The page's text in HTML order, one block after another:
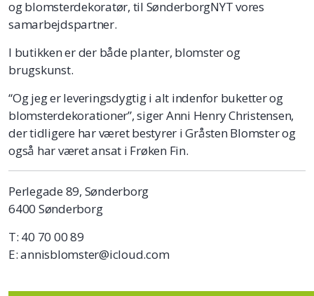
og blomsterdekoratør, til SønderborgNYT vores
samarbejdspartner.
I butikken er der både planter, blomster og
brugskunst.
“Og jeg er leveringsdygtig i alt indenfor buketter og
blomsterdekorationer”, siger Anni Henry Christensen,
der tidligere har været bestyrer i Gråsten Blomster og
også har været ansat i Frøken Fin.
Perlegade 89, Sønderborg
6400 Sønderborg
T: 40 70 00 89
E: annisblomster@icloud.com